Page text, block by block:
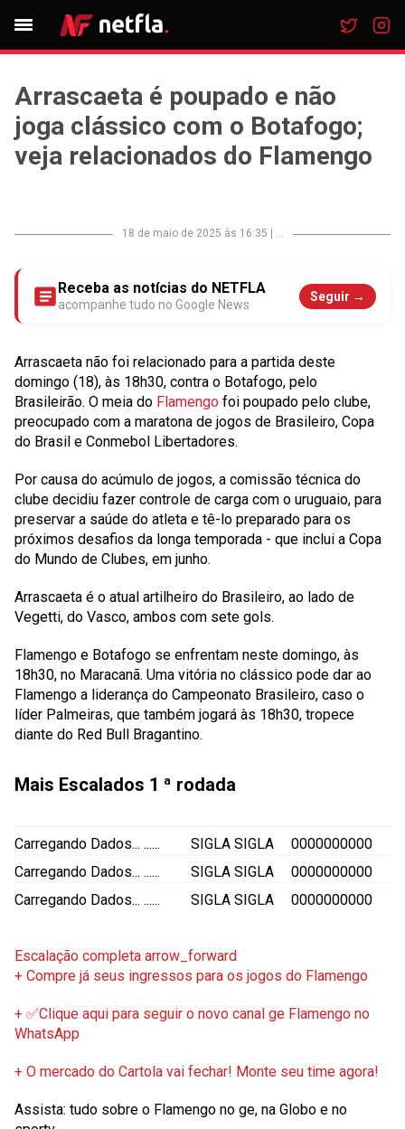
Arrascaeta é poupado e não
joga clássico com o Botafogo;
veja relacionados do Flamengo
18 de maio de 2025 às 16:35 ...
Receba as notícias do NETFLA
acompanhe tudo no Google News
Seguir →
Arrascaeta não foi relacionado para a partida deste
domingo (18), às 18h30, contra o Botafogo, pelo
Brasileirão. O meia do Flamengo foi poupado pelo clube,
preocupado com a maratona de jogos de Brasileiro, Copa
do Brasil e Conmebol Libertadores.
Por causa do acúmulo de jogos, a comissão técnica do
clube decidiu fazer controle de carga com o uruguaio, para
preservar a saúde do atleta e tê-lo preparado para os
próximos desafios da longa temporada - que inclui a Copa
do Mundo de Clubes, em junho.
Arrascaeta é o atual artilheiro do Brasileiro, ao lado de
Vegetti, do Vasco, ambos com sete gols.
Flamengo e Botafogo se enfrentam neste domingo, às
18h30, no Maracanã. Uma vitória no clássico pode dar ao
Flamengo a liderança do Campeonato Brasileiro, caso o
líder Palmeiras, que também jogará às 18h30, tropece
diante do Red Bull Bragantino.
Mais Escalados 1 ª rodada
Carregando Dados... ...... SIGLA SIGLA
0000000000
Carregando Dados... ...... SIGLA SIGLA
0000000000
Carregando Dados... ...... SIGLA SIGLA 0000000000
Escalação completa arrow_forward
+ Compre já seus ingressos para os jogos do Flamengo
+ ✅Clique aqui para seguir o novo canal ge Flamengo no
WhatsApp
+ O mercado do Cartola vai fechar! Monte seu time agora!
Assista: tudo sobre o Flamengo no ge, na Globo e no